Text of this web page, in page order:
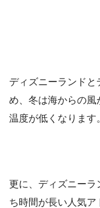
ディズニーランドと
め、冬は海からの風
温度が低くなります
更に、ディズニーラ
ち時間が長い人気